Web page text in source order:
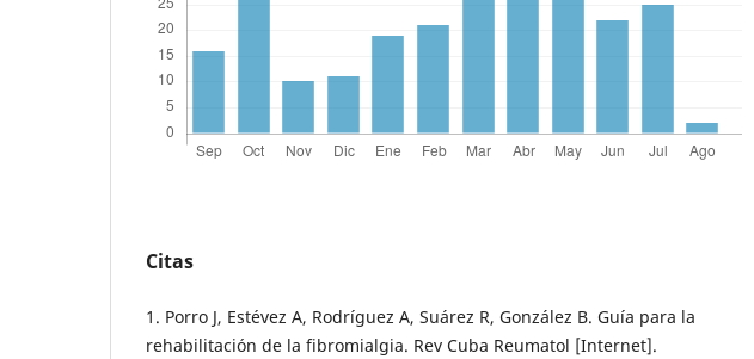
Citas
1. Porro J, Estévez A, Rodríguez A, Suárez R, González B. Guía para la
rehabilitación de la fibromialgia. Rev Cuba Reumatol [Internet].